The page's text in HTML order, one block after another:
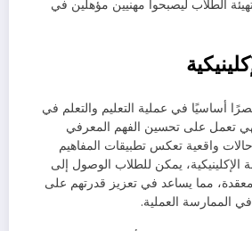
الطلاب ليصبحوا مهنيين مؤهلين في
أساسيًا في عملية التعليم والتعلم في
تعمل على تحسين الفهم المعرفي
واقعية تعكس تطبيقات المفاهيم
الإكلينيكية، يمكن للطلاب الوصول إلى
مما يساعد في تعزيز قدرتهم على
الممارسة العملية.